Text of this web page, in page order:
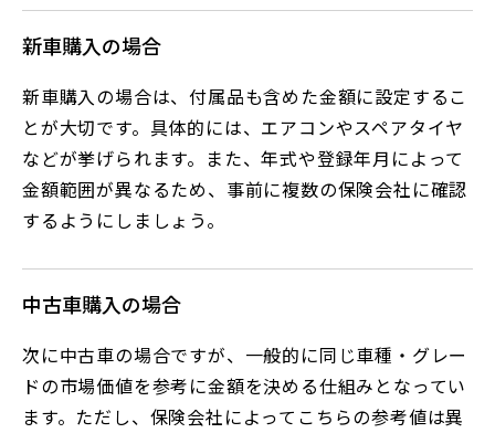
新車購入の場合
新車購入の場合は、付属品も含めた金額に設定するこ
とが大切です。具体的には、エアコンやスペアタイヤ
などが挙げられます。また、年式や登録年月によって
金額範囲が異なるため、事前に複数の保険会社に確認
するようにしましょう。
中古車購入の場合
次に中古車の場合ですが、一般的に同じ車種・グレー
ドの市場価値を参考に金額を決める仕組みとなってい
ます。ただし、保険会社によってこちらの参考値は異